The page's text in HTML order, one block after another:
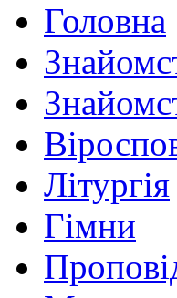
Головна
Літургія
Гімни